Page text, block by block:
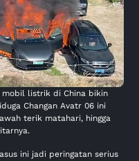
mobil listrik di China bikin
Changan Avatr 06 ini
terik matahari, hingga
ini jadi peringatan serius